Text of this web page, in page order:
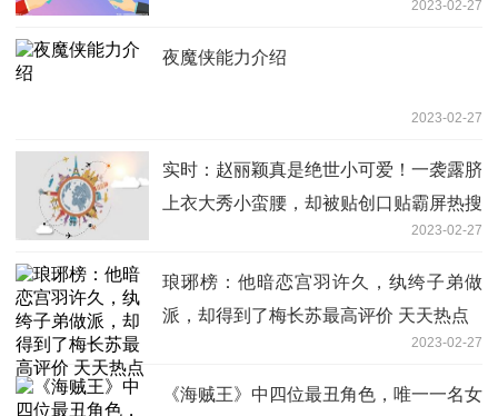
2023-02-27
夜魔侠能力介绍
2023-02-27
实时：赵丽颖真是绝世小可爱！一袭露脐
上衣大秀小蛮腰，却被贴创口贴霸屏热搜
2023-02-27
琅琊榜：他暗恋宫羽许久，纨绔子弟做
派，却得到了梅长苏最高评价 天天热点
2023-02-27
《海贼王》中四位最丑角色，唯一一名女